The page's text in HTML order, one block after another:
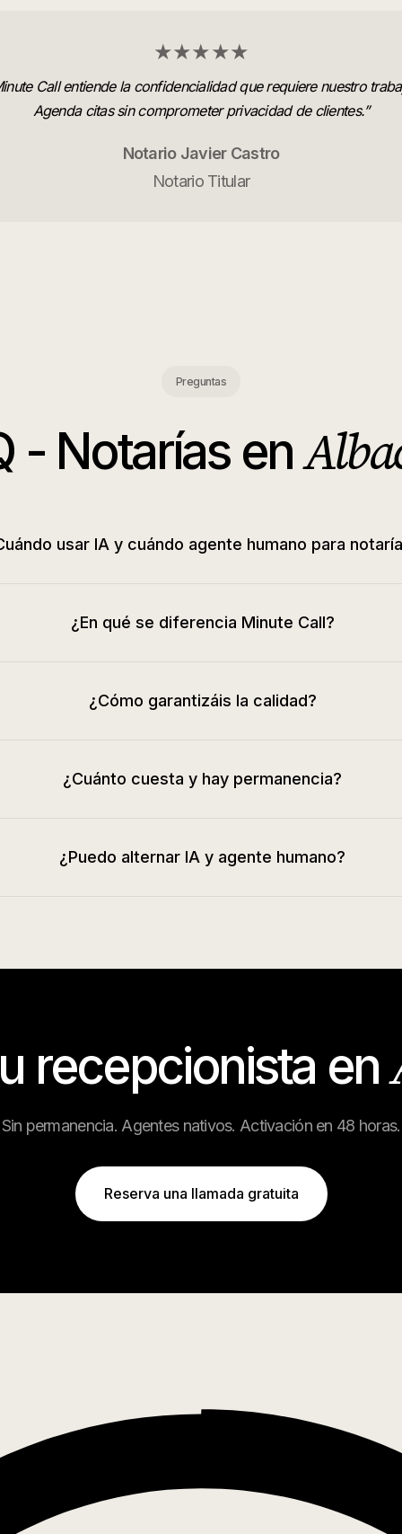
★★★★★
Call entiende la confidencialidad que requiere nuestro
Agenda citas sin comprometer privacidad de clientes.”
Notario Javier Castro
Notario Titular
Preguntas
- Notaríasen
usar IA y cuándo agente humano para
¿En qué se diferencia Minute Call?
¿Cómo garantizáis la calidad?
¿Cuánto cuesta y hay permanencia?
¿Puedo alternar IA y agente humano?
recepcionista en
Sin permanencia. Agentes nativos. Activación en 48 horas.
Reserva una llamada gratuita